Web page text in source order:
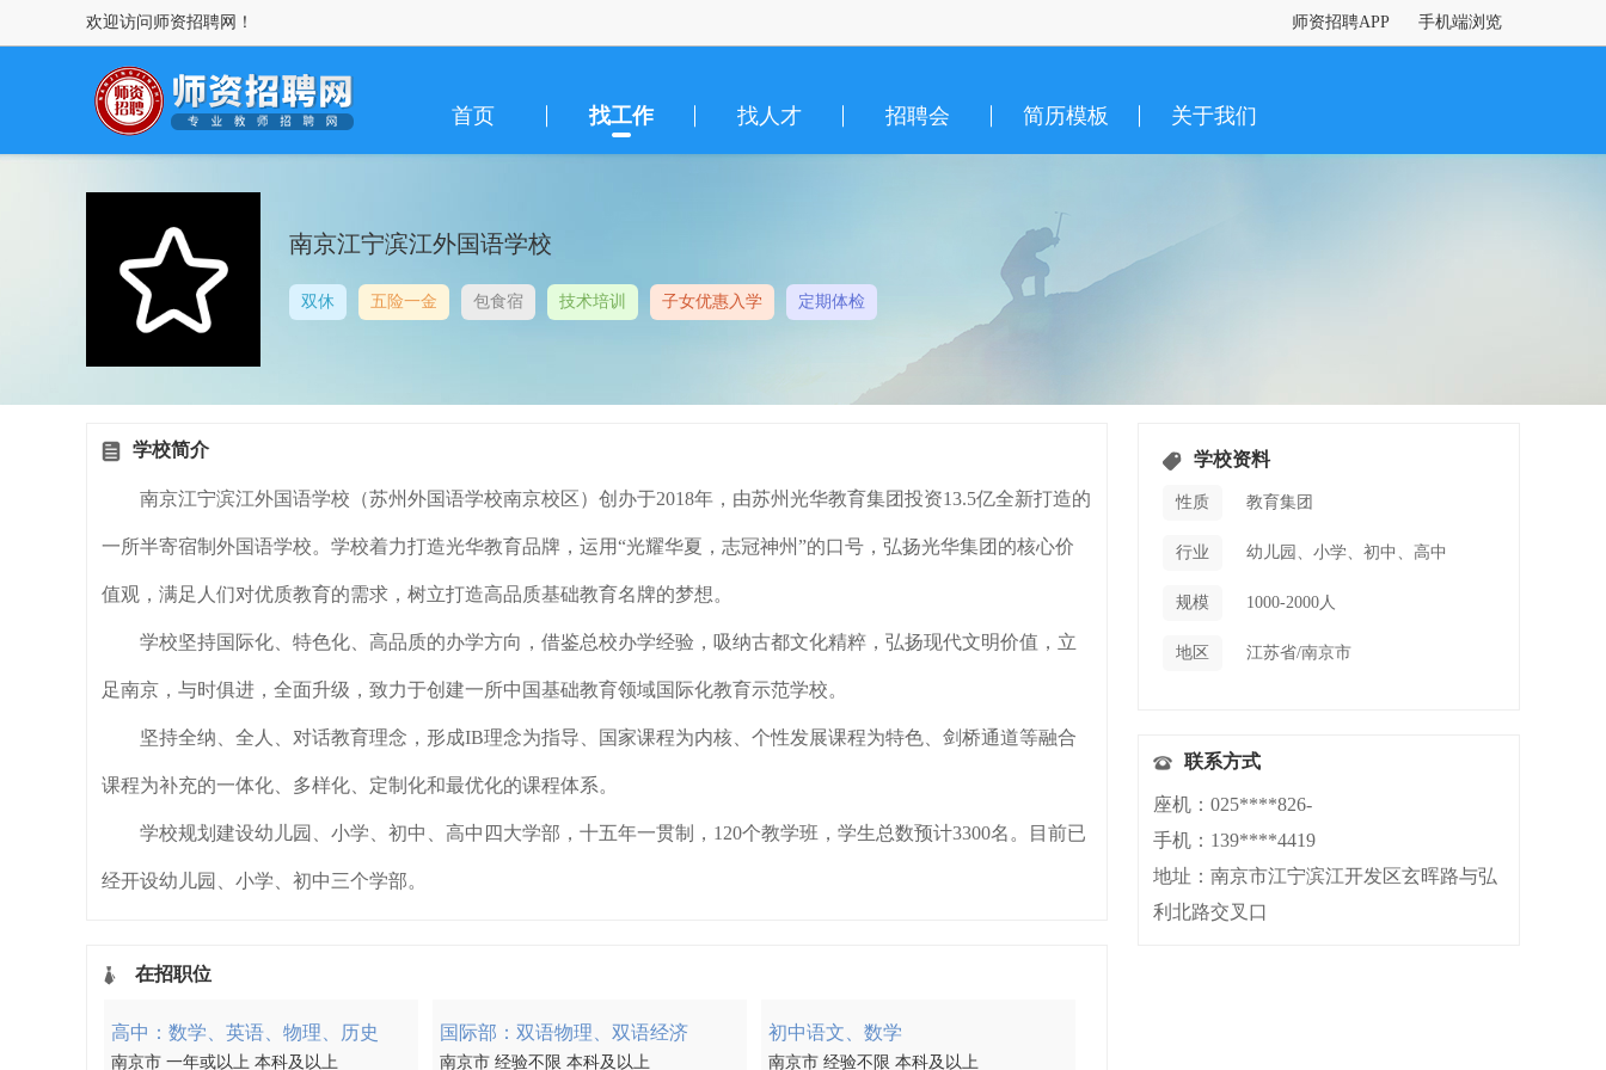
欢迎访问师资招聘网！ 师资招聘APP 手机端浏览
首页 找工作 找人才 招聘会 简历模板 关于我们
南京江宁滨江外国语学校
双休 五险一金 包食宿 技术培训 子女优惠入学 定期体检
学校简介
南京江宁滨江外国语学校（苏州外国语学校南京校区）创办于2018年，由苏州光华教育集团投资13.5亿全新打造的
一所半寄宿制外国语学校。学校着力打造光华教育品牌，运用“光耀华夏，志冠神州”的口号，弘扬光华集团的核心价
值观，满足人们对优质教育的需求，树立打造高品质基础教育名牌的梦想。
学校坚持国际化、特色化、高品质的办学方向，借鉴总校办学经验，吸纳古都文化精粹，弘扬现代文明价值，立
足南京，与时俱进，全面升级，致力于创建一所中国基础教育领域国际化教育示范学校。
坚持全纳、全人、对话教育理念，形成IB理念为指导、国家课程为内核、个性发展课程为特色、剑桥通道等融合
课程为补充的一体化、多样化、定制化和最优化的课程体系。
学校规划建设幼儿园、小学、初中、高中四大学部，十五年一贯制，120个教学班，学生总数预计3300名。目前已
经开设幼儿园、小学、初中三个学部。
在招职位
高中：数学、英语、物理、历史
南京市 一年或以上 本科及以上
国际部：双语物理、双语经济
南京市 经验不限 本科及以上
初中语文、数学
南京市 经验不限 本科及以上
学校资料
性质 教育集团
行业 幼儿园、小学、初中、高中
规模 1000-2000人
地区 江苏省/南京市
联系方式
座机：025****826-
手机：139****4419
地址：南京市江宁滨江开发区玄晖路与弘
利北路交叉口